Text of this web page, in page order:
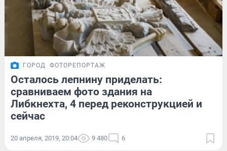
ГОРОД ФОТОРЕПОРТАЖ
Осталось лепнину приделать:
сравниваем фото здания на
Либкнехта, 4 перед реконструкцией и
сейчас
20 апреля, 2019, 20:04 9 480 6